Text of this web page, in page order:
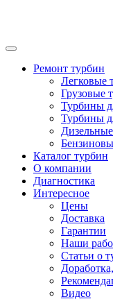
Ремонт турбин
Легковые
Грузовые
Турбины
Турбины
Каталог турбин
О компании
Диагностика
Интересное
Цены
Доставка
Гарантии
Наши
Статьи о
Видео